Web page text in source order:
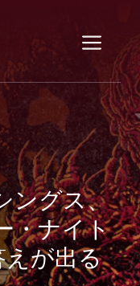
メ
ニ
ュ
ー
ングス、
・ナイト
が出る